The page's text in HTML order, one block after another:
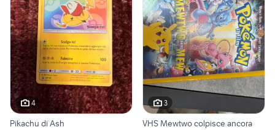
4
Pikachu di Ash
3
VHS Mewtwo colpisce ancora